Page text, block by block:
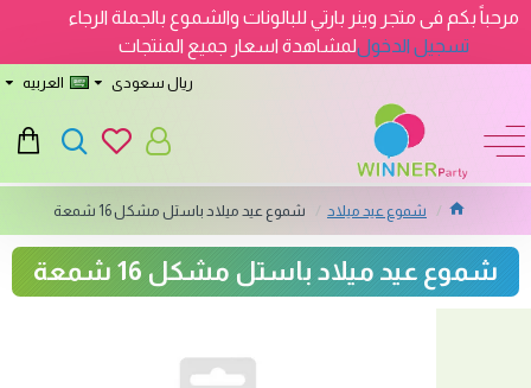
مرحباً بكم فى متجر وينر بارتي للبالونات والشموع بالجملة الرجاء
تسجيل الدخوللمشاهدة اسعار جميع المنتجات
ريال سعودى العربيه
شموع عيد ميلاد شموع عيد ميلاد باستل مشكل 16 شمعة
شموع عيد ميلاد باستل مشكل 16 شمعة